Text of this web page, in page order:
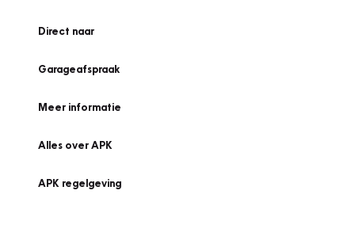
Direct naar
Garageafspraak
Meer informatie
Alles over APK
APK regelgeving